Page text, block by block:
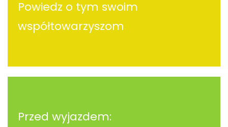
Powiedz o tym swoim
współtowarzyszom
Przed wyjazdem: